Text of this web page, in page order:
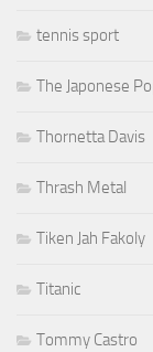
tennis sport
The Japonese
Thornetta Davis
Thrash Metal
Tiken Jah Fakoly
Titanic
Tommy Castro